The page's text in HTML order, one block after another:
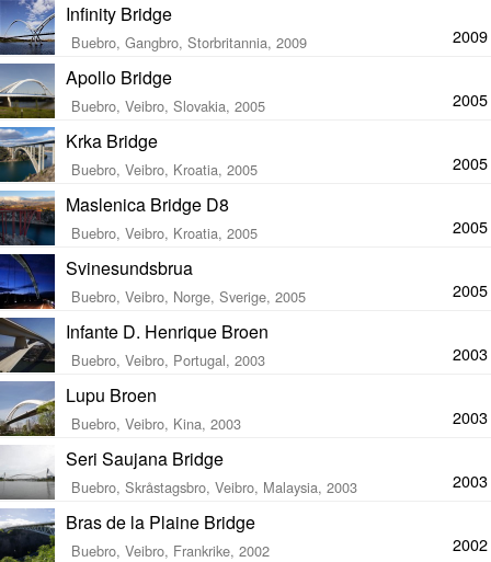
Infinity Bridge
Buebro, Gangbro, Storbritannia, 2009 2009
Apollo Bridge
Buebro, Veibro, Slovakia, 2005 2005
Krka Bridge
Buebro, Veibro, Kroatia, 2005 2005
Maslenica Bridge D8
Buebro, Veibro, Kroatia, 2005 2005
Svinesundsbrua
Buebro, Veibro, Norge, Sverige, 2005 2005
Infante D. Henrique Broen
Buebro, Veibro, Portugal, 2003 2003
Lupu Broen
Buebro, Veibro, Kina, 2003 2003
Seri Saujana Bridge
Buebro, Skråstagsbro, Veibro, Malaysia, 2003 2003
Bras de la Plaine Bridge
Buebro, Veibro, Frankrike, 2002 2002